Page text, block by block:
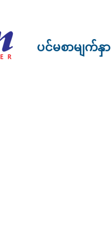
ပင်မစာမျက်နှာ